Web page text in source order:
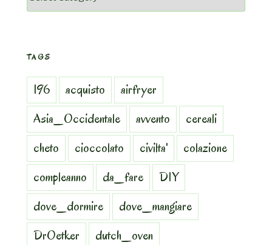
TAGS
196 acquisto
airfryer
Asia_Occidentale
avvento
cereali
cheto
cioccolato civilta'
colazione
compleanno
da_fare
DIY
dove_dormire
dove_mangiare
DrOetker
dutch_oven